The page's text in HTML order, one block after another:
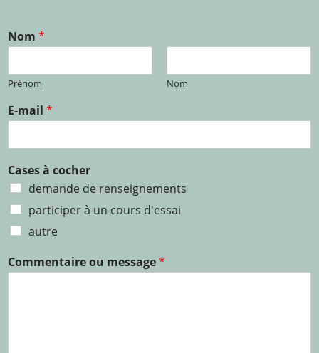
Nom *
Prénom Nom
E-mail *
Cases à cocher
demande de renseignements
participer à un cours d'essai
autre
Commentaire ou message*